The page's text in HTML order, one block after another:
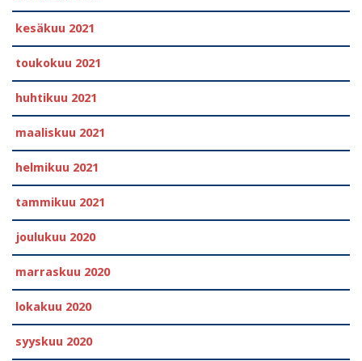
kesäkuu 2021
toukokuu 2021
huhtikuu 2021
maaliskuu 2021
helmikuu 2021
tammikuu 2021
joulukuu 2020
marraskuu 2020
lokakuu 2020
syyskuu 2020